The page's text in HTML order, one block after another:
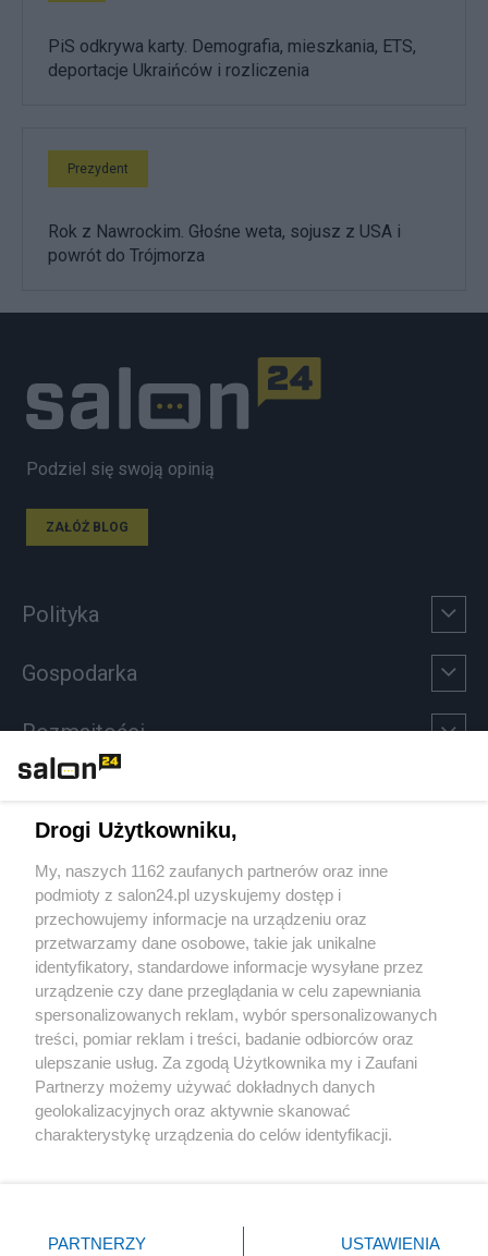
PiS odkrywa karty. Demografia, mieszkania, ETS,
deportacje Ukraińców i rozliczenia
Prezydent
Rok z Nawrockim. Głośne weta, sojusz z USA i
powrót do Trójmorza
Podziel się swoją opinią
ZAŁÓŻ BLOG
Polityka
Gospodarka
Rozmaitości
Sport
Społeczeństwo
Kultura
X Facebook Instagram Youtube
Drogi Użytkowniku,
My, naszych 1162 zaufanych partnerów oraz inne
podmioty z salon24.pl uzyskujemy dostęp i
przechowujemy informacje na urządzeniu oraz
przetwarzamy dane osobowe, takie jak unikalne
identyfikatory, standardowe informacje wysyłane przez
urządzenie czy dane przeglądania w celu zapewniania
spersonalizowanych reklam, wybór spersonalizowanych
treści, pomiar reklam i treści, badanie odbiorców oraz
ulepszanie usług. Za zgodą Użytkownika my i Zaufani
Partnerzy możemy używać dokładnych danych
geolokalizacyjnych oraz aktywnie skanować
charakterystykę urządzenia do celów identyfikacji.
zmienić/wycofać klikając przycisk ustawień prywatności
PARTNERZY USTAWIENIA